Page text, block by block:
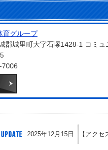
育グループ
郡城里町大字石塚1428‐1 コミ
7006
2025年12月15日 【アクセ